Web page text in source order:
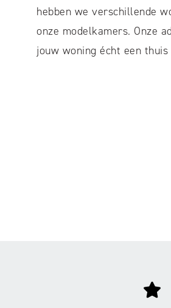
hebben we verschillende
onze modelkamers. Onze
jouw woning écht een